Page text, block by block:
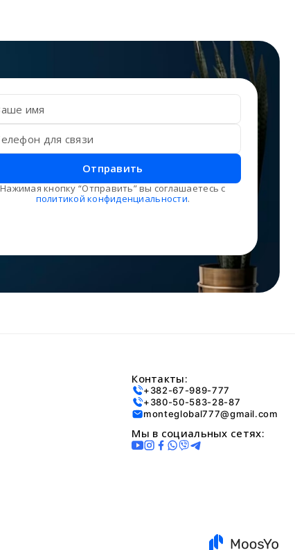
Отправить
Нажимая кнопку “Отправить” вы соглашаетесь с
политикой конфиденциальности.
Контакты:
+382-67-989-777
+380-50-583-28-87
monteglobal777@gmail.com
Мы в социальных сетях: